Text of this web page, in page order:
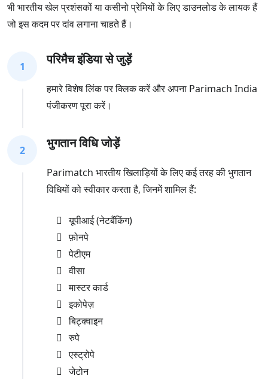
भी भारतीय खेल प्रशंसकों या कसीनो प्रेमियों के लिए डाउनलोड के लायक हैं
जो इस कदम पर दांव लगाना चाहते हैं।
1 परिमैच इंडिया से जुड़ें
हमारे विशेष लिंक पर क्लिक करें और अपना Parimach India
पंजीकरण पूरा करें।
2 भुगतान विधि जोड़ें
Parimatch भारतीय खिलाड़ियों के लिए कई तरह की भुगतान
विधियों को स्वीकार करता है, जिनमें शामिल हैं:
यूपीआई (नेटबैंकिंग)
फ़ोनपे
पेटीएम
वीसा
मास्टर कार्ड
इकोपेज़
बिट्क्वाइन
रुपे
एस्ट्रोपे
जेटोन